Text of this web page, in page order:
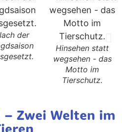
der
Hinsehen statt
wegsehen - das
Motto im
Tierschutz.
Zwei Welten im